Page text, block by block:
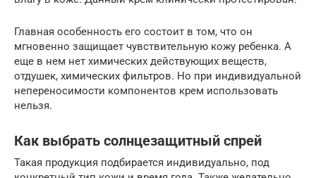
Главная особенность его состоит в том, что он
мгновенно защищает чувствительную кожу ребенка. А
еще в нем нет химических действующих веществ,
отдушек, химических фильтров. Но при индивидуальной
непереносимости компонентов крем использовать
нельзя.
Как выбрать солнцезащитный спрей
Такая продукция подбирается индивидуально, под